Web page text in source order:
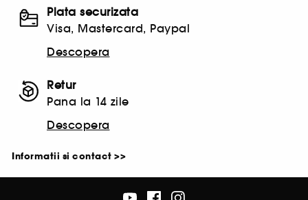
Plata securizata
Visa, Mastercard, Paypal
Descopera
Retur
Pana la 14 zile
Descopera
Informatii si contact >>